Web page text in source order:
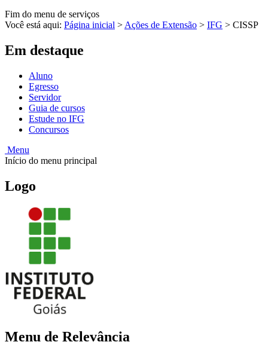
Fim do menu de serviços
Você está aqui: Página inicial >Ações de Extensão > IFG > CISSP
Em destaque
Aluno
Egresso
Servidor
Guia de cursos
Estude no IFG
Concursos
Menu
Início do menu principal
Logo
Menu de Relevância